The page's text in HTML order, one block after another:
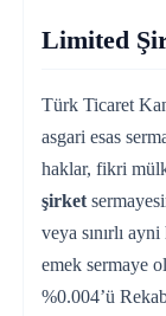
Limited
Türk Ticaret
asgari esas
haklar, fikri
şirket
veya sınırlı
emek sermaye
%0.004’ü